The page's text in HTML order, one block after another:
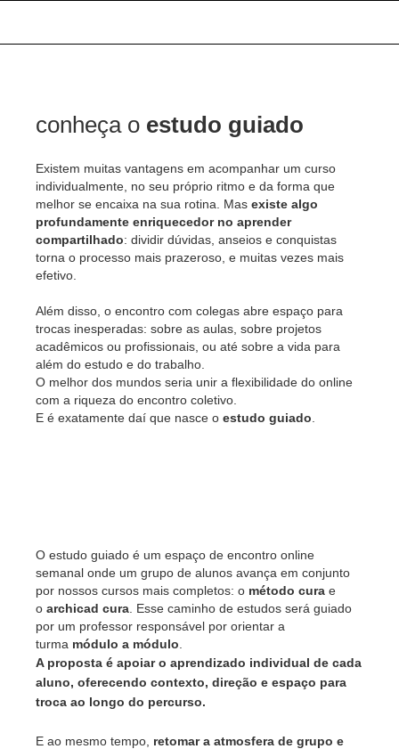
conheça o estudo guiado
Existem muitas vantagens em acompanhar um curso
individualmente, no seu próprio ritmo e da forma que
melhor se encaixa na sua rotina. Mas existe algo
profundamente enriquecedor no aprender
compartilhado: dividir dúvidas, anseios e conquistas
torna o processo mais prazeroso, e muitas vezes mais
efetivo.
Além disso, o encontro com colegas abre espaço para
trocas inesperadas: sobre as aulas, sobre projetos
acadêmicos ou profissionais, ou até sobre a vida para
além do estudo e do trabalho.
O melhor dos mundos seria unir a flexibilidade do online
com a riqueza do encontro coletivo.
E é exatamente daí que nasce o estudo guiado
O estudo guiado é um espaço de encontro online
semanal onde um grupo de alunos avança em conjunto
por nossos cursos mais completos: o método cura e
o archicad cura . Esse caminho de estudos será guiado
por um professor responsável por orientar a
turma módulo a módulo
A proposta é apoiar o aprendizado individual de cada
aluno, oferecendo contexto, direção e espaço para
troca ao longo do percurso.
E ao mesmo tempo, retomar a atmosfera de grupo e